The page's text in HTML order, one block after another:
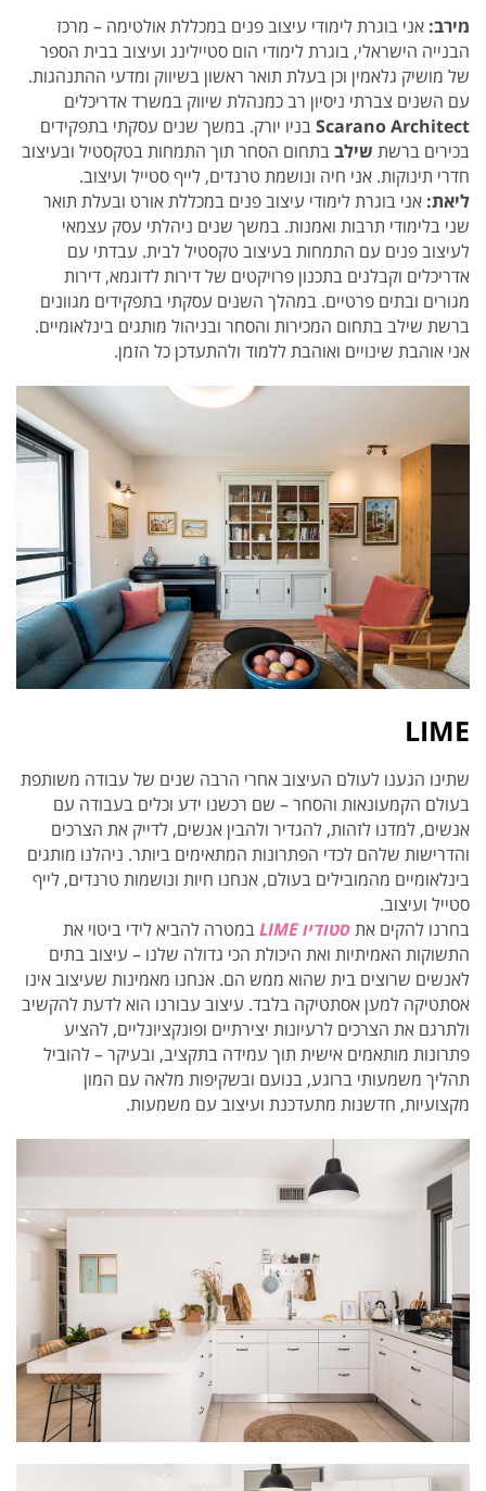
מירב: אני בוגרת לימודי עיצוב פנים במכללת אולטימה – מרכז
הבנייה הישראלי, בוגרת לימודי הום סטיילינג ועיצוב בבית הספר
של מושיק גלאמין וכן בעלת תואר ראשון בשיווק ומדעי ההתנהגות.
עם השנים צברתי ניסיון רב כמנהלת שיווק במשרד אדריכלים
Scarano Architectבניו יורק. במשך שנים עסקתי בתפקידים
בכירים ברשת שילבבתחום הסחר תוך התמחות בטקסטיל ובעיצוב
חדרי תינוקות. אני חיה ונושמת טרנדים, לייף סטייל ועיצוב.
ליאת: אני בוגרת לימודי עיצוב פנים במכללת אורט ובעלת תואר
שני בלימודי תרבות ואמנות. במשך שנים ניהלתי עסק עצמאי
לעיצוב פנים עם התמחות בעיצוב טקסטיל לבית. עבדתי עם
אדריכלים וקבלנים בתכנון פרויקטים של דירות לדוגמא, דירות
מגורים ובתים פרטיים. במהלך השנים עסקתי בתפקידים מגוונים
ברשת שילב בתחום המכירות והסחר ובניהול מותגים בינלאומיים.
אני אוהבת שינויים ואוהבת ללמוד ולהתעדכן כל הזמן.
LIME
שתינו הגענו לעולם העיצוב אחרי הרבה שנים של עבודה משותפת
בעולם הקמעונאות והסחר – שם רכשנו ידע וכלים בעבודה עם
אנשים, למדנו לזהות, להגדיר ולהבין אנשים, לדייק את הצרכים
והדרישות שלהם לכדי הפתרונות המתאימים ביותר. ניהלנו מותגים
בינלאומיים מהמובילים בעולם, אנחנו חיות ונושמות טרנדים, לייף
סטייל ועיצוב.
בחרנו להקים אתסטודיו LIME
במטרה להביא לידי ביטוי את
התשוקות האמיתיות ואת היכולת הכי גדולה שלנו – עיצוב בתים
לאנשים שרוצים בית שהוא ממש הם. אנחנו מאמינות שעיצוב אינו
אסתטיקה למען אסתטיקה בלבד. עיצוב עבורנו הוא לדעת להקשיב
ולתרגם את הצרכים לרעיונות יצירתיים ופונקציונליים, להציע
פתרונות מותאמים אישית תוך עמידה בתקציב, ובעיקר – להוביל
תהליך משמעותי ברוגע, בנועם ובשקיפות מלאה עם המון
מקצועיות, חדשנות מתעדכנת ועיצוב עם משמעות.